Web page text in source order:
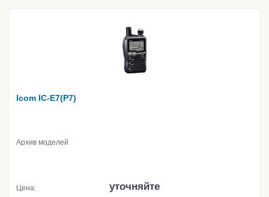
Icom IC-E7(P7)
Архив моделей
Цена: уточняйте